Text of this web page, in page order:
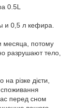
0.5L
и 0,5 л кефира.
месяца, потому
разрушают тело,
різке дієти,
перед сном